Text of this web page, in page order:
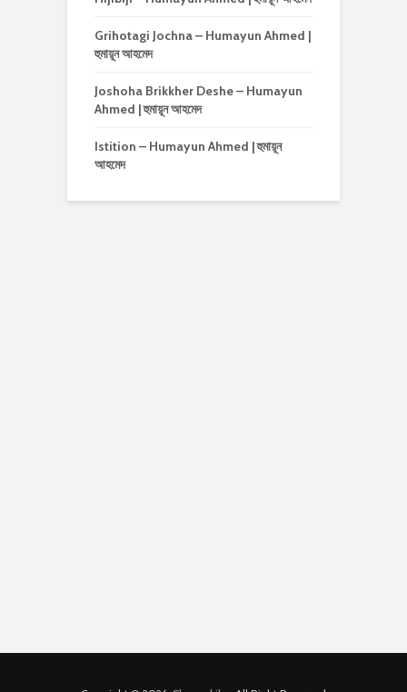
Grihotagi Jochna – Humayun Ahmed |
হুমায়ূন আহমেদ
Joshoha Brikkher Deshe – Humayun
Ahmed | হুমায়ূন আহমেদ
Istition – Humayun Ahmed | হুমায়ূন
আহমেদ